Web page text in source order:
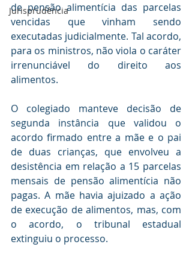
Jurisprudência
de pensão alimentícia das parcelas
vencidas que vinham sendo
executadas judicialmente. Tal acordo,
para os ministros, não viola o caráter
irrenunciável do direito aos
alimentos.
O colegiado manteve decisão de
segunda instância que validou o
acordo firmado entre a mãe e o pai
de duas crianças, que envolveu a
desistência em relação a 15 parcelas
mensais de pensão alimentícia não
pagas. A mãe havia ajuizado a ação
de execução de alimentos, mas, com
o acordo, o tribunal estadual
extinguiu o processo.